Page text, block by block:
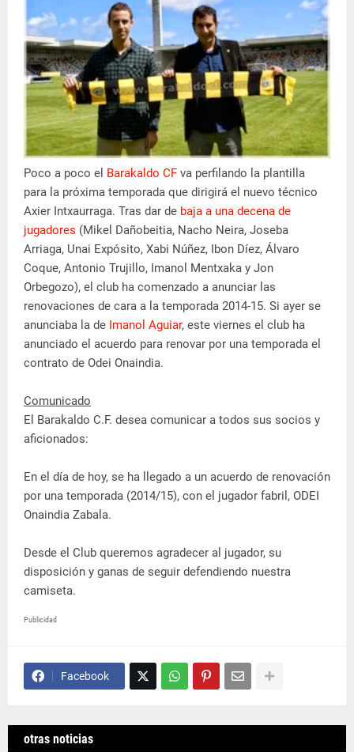
Poco a poco el Barakaldo CF va perfilando la plantilla
para la próxima temporada que dirigirá el nuevo técnico
Axier Intxaurraga. Tras dar de baja a una decena de
jugadores (Mikel Dañobeitia, Nacho Neira, Joseba
Arriaga, Unai Expósito, Xabi Núñez, Ibon Díez, Álvaro
Coque, Antonio Trujillo, Imanol Mentxaka y Jon
Orbegozo), el club ha comenzado a anunciar las
renovaciones de cara a la temporada 2014-15. Si ayer se
anunciaba la de Imanol Aguiar, este viernes el club ha
anunciado el acuerdo para renovar por una temporada el
contrato de Odei Onaindia.
Comunicado
El Barakaldo C.F. desea comunicar a todos sus socios y
aficionados:
En el día de hoy, se ha llegado a un acuerdo de renovación
por una temporada (2014/15), con el jugador fabril, ODEI
Onaindia Zabala.
Desde el Club queremos agradecer al jugador, su
disposición y ganas de seguir defendiendo nuestra
camiseta.
Publicidad
Facebook
otras noticias